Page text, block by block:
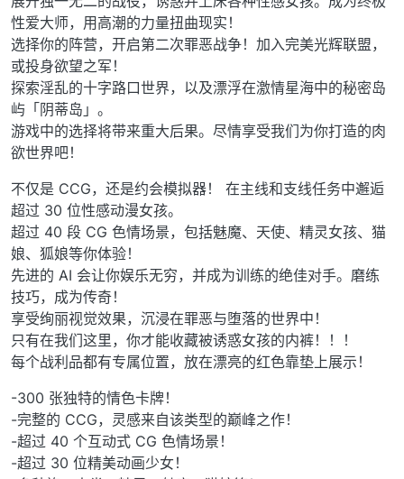
性爱大师，用高潮的力量扭曲现实！
选择你的阵营，开启第二次罪恶战争！加入完美光辉联盟，
或投身欲望之军！
探索淫乱的十字路口世界，以及漂浮在激情星海中的秘密岛
屿「阴蒂岛」。
游戏中的选择将带来重大后果。尽情享受我们为你打造的肉
欲世界吧！
不仅是 CCG，还是约会模拟器！ 在主线和支线任务中邂逅
超过 30 位性感动漫女孩。
超过 40 段 CG 色情场景，包括魅魔、天使、精灵女孩、猫
娘、狐娘等你体验！
先进的 AI 会让你娱乐无穷，并成为训练的绝佳对手。磨练
技巧，成为传奇！
享受绚丽视觉效果，沉浸在罪恶与堕落的世界中！
只有在我们这里，你才能收藏被诱惑女孩的内裤！！！
每个战利品都有专属位置，放在漂亮的红色靠垫上展示！
-300 张独特的情色卡牌！
-完整的 CCG，灵感来自该类型的巅峰之作！
-超过 40 个互动式 CG 色情场景！
-超过 30 位精美动画少女！